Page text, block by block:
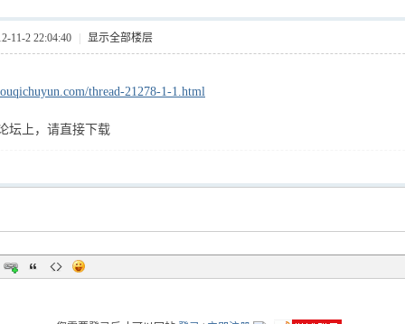
11-2 22:04:40 显示全部楼层
thread-21278-1-1.html
坛上，请直接下载